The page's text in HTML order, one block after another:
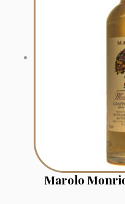
Marolo